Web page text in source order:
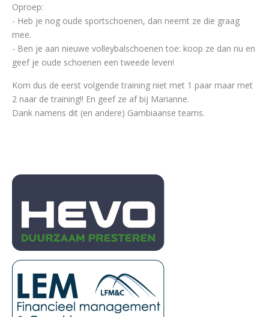
Oproep:
- Heb je nog oude sportschoenen, dan neemt ze die graag
mee.
- Ben je aan nieuwe volleybalschoenen toe: koop ze dan nu en
geef je oude schoenen een tweede leven!
Kom dus de eerst volgende training niet met 1 paar maar met
2 naar de training!! En geef ze af bij Marianne.
Dank namens dit (en andere) Gambiaanse teams.